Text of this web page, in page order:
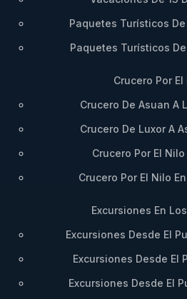
Paquetes Turísticos De
Paquetes Turísticos De
Crucero Por El
Crucero De Asuan A
Crucero De Luxor A
Crucero Por El
Crucero Por El Nilo
Excursiones En
Excursiones Desde El
Excursiones Desde El
Excursiones Desde El